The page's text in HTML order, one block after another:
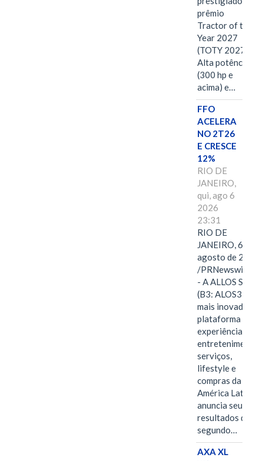
prêmio
Tractor of the
Year 2027
(TOTY 2027:
Alta potência
(300 hp e
acima) e…
FFO
ACELERA
NO 2T26
E CRESCE
12%
RIO DE
JANEIRO,
qui, ago 6
2026
23:31
RIO DE
JANEIRO, 6 de
agosto de 2026
/PRNewswire/ -
- A ALLOS S.A.
(B3: ALOS3), a
mais inovadora
plataforma de
experiências,
entretenimento,
serviços,
lifestyle e
compras da
América Latina
anuncia seus
resultados do
segundo…
AXA XL